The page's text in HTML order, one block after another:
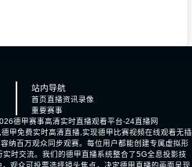
站内导航
首页直播资讯录像
重要赛事
德甲赛事高清实时直播观看平台-24直播网
甲免费实时高清直播,实现德甲比赛视频在线观看无插
纳百万观众同步观赛。每位用户都能创建专属虚拟形
时交流。我们的德甲直播系统整合了5G全息投影技
观众可投票选择镜头焦点，决定德甲直播的画面呈现